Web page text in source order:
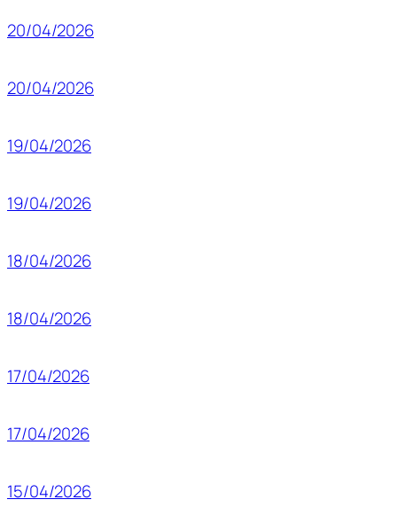
20/04/2026
20/04/2026
19/04/2026
19/04/2026
18/04/2026
18/04/2026
17/04/2026
17/04/2026
15/04/2026